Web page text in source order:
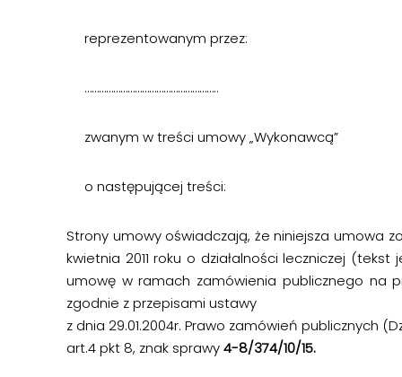
reprezentowanym przez:
………………………………………………..
zwanym w treści umowy „Wykonawcą”
o następującej treści:
Strony umowy oświadczają, że niniejsza umowa
kwietnia 2011 roku o działalności leczniczej (tekst
umowę w ramach zamówienia publicznego na
zgodnie z przepisami ustawy
z dnia 29.01.2004r. Prawo zamówień publicznych
art.4 pkt 8, znak sprawy4-8/374/10/15.